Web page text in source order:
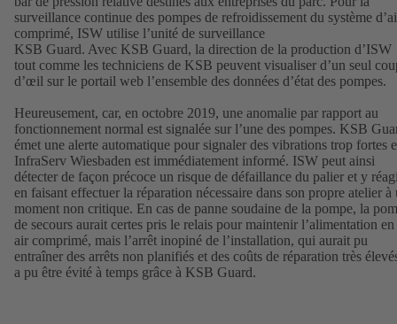
surveillance continue des pompes de refroidissement du système
comprimé, ISW utilise l’unité de surveillance
KSB Guard. Avec KSB Guard, la direction de la production d’ISW
tout comme les techniciens de KSB peuvent visualiser d’un seul
d’œil sur le portail web l’ensemble des données d’état des pompes.
Heureusement, car, en octobre 2019, une anomalie par rapport au
fonctionnement normal est signalée sur l’une des pompes. KSB
émet une alerte automatique pour signaler des vibrations trop fortes
InfraServ Wiesbaden est immédiatement informé. ISW peut ainsi
détecter de façon précoce un risque de défaillance du palier et y
en faisant effectuer la réparation nécessaire dans son propre atelier à
moment non critique. En cas de panne soudaine de la pompe, la
de secours aurait certes pris le relais pour maintenir l’alimentation en
air comprimé, mais l’arrêt inopiné de l’installation, qui aurait pu
entraîner des arrêts non planifiés et des coûts de réparation très
a pu être évité à temps grâce à KSB Guard.